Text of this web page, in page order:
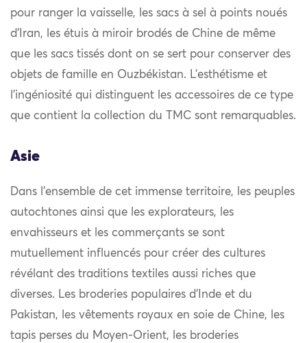
pour ranger la vaisselle, les sacs à sel à points noués
d’Iran, les étuis à miroir brodés de Chine de même
que les sacs tissés dont on se sert pour conserver des
objets de famille en Ouzbékistan. L’esthétisme et
l’ingéniosité qui distinguent les accessoires de ce type
que contient la collection du TMC sont remarquables.
Asie
Dans l’ensemble de cet immense territoire, les peuples
autochtones ainsi que les explorateurs, les
envahisseurs et les commerçants se sont
mutuellement influencés pour créer des cultures
révélant des traditions textiles aussi riches que
diverses. Les broderies populaires d’Inde et du
Pakistan, les vêtements royaux en soie de Chine, les
tapis perses du Moyen-Orient, les broderies